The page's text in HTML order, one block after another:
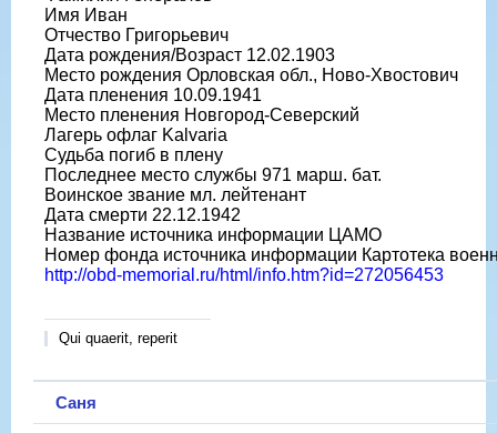
Имя Иван
Отчество Григорьевич
Дата рождения/Возраст 12.02.1903
Место рождения Орловская обл., Ново-Хвостович
Дата пленения 10.09.1941
Место пленения Новгород-Северский
Лагерь офлаг Kalvaria
Судьба погиб в плену
Последнее место службы 971 марш. бат.
Воинское звание мл. лейтенант
Дата смерти 22.12.1942
Название источника информации ЦАМО
Номер фонда источника информации Картотека
http://obd-memorial.ru/html/info.htm?id=272056453
Qui quaerit, reperit
Саня